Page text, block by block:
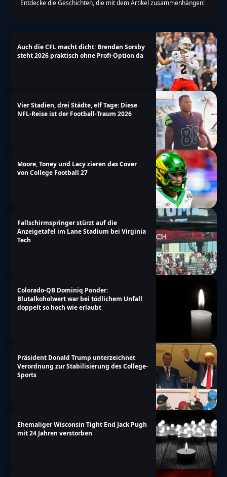
Entdecke die Geschichten, die mit dem Artikel zusammenhängen!
Auch die CFL macht dicht: Brendan Sorsby
steht 2026 praktisch ohne Profi-Option da
Vier Stadien, drei Städte, elf Tage: Diese
NFL-Reise ist der Football-Traum 2026
Moore, Toney und Lacy zieren das Cover
von College Football 27
Fallschirmspringer stürzt auf die
Anzeigetafel im Lane Stadium bei Virginia
Tech
Colorado-QB Dominiq Ponder:
Blutalkoholwert war bei tödlichem Unfall
doppelt so hoch wie erlaubt
Präsident Donald Trump unterzeichnet
Verordnung zur Stabilisierung des College-
Sports
Ehemaliger Wisconsin Tight End Jack Pugh
mit 24 Jahren verstorben